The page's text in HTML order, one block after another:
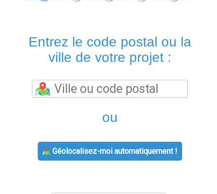
Entrez le code postal ou la
ville de votre projet :
ou
Géolocalisez-moi automatiquement !